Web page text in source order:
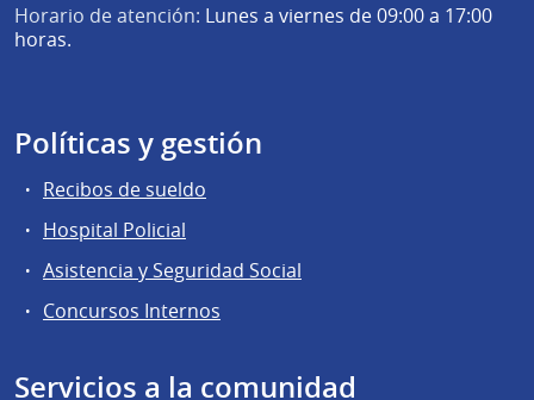
Horario de atención: Lunes a viernes de 09:00 a 17:00
horas.
Políticas y gestión
Recibos de sueldo
Hospital Policial
Asistencia y Seguridad Social
Concursos Internos
Servicios a la comunidad